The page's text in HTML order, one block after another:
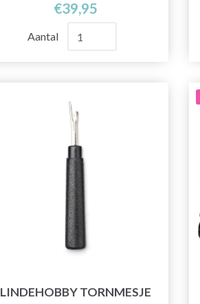
€39,95
Aantal
LINDEHOBBY TORNMESJE